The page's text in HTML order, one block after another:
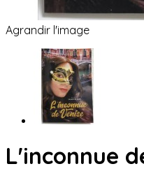
Agrandir l'image
L'inconnue